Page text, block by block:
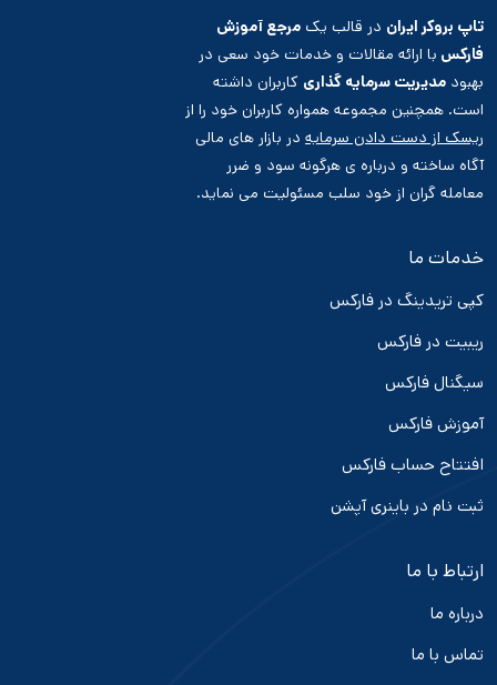
تاپ بروکر ایران در قالب یک مرجع آموزش
فارکس با ارائه مقالات و خدمات خود سعی در
بهبود مدیریت سرمایه گذاری کاربران داشته
است. همچنین مجموعه همواره کاربران خود را از
ریسک از دست دادن سرمایه در بازار های مالی
آگاه ساخته و درباره ی هرگونه سود و ضرر
معامله گران از خود سلب مسئولیت می نماید.
خدمات ما
کپی تریدینگ در فارکس
ریبیت در فارکس
سیگنال فارکس
آموزش فارکس
افتتاح حساب فارکس
ثبت نام در باینری آپشن
ارتباط با ما
درباره ما
تماس با ما